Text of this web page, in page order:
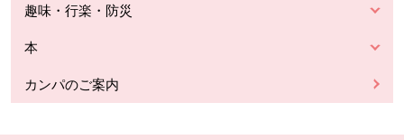
趣味・行楽・防災
本
カンパのご案内